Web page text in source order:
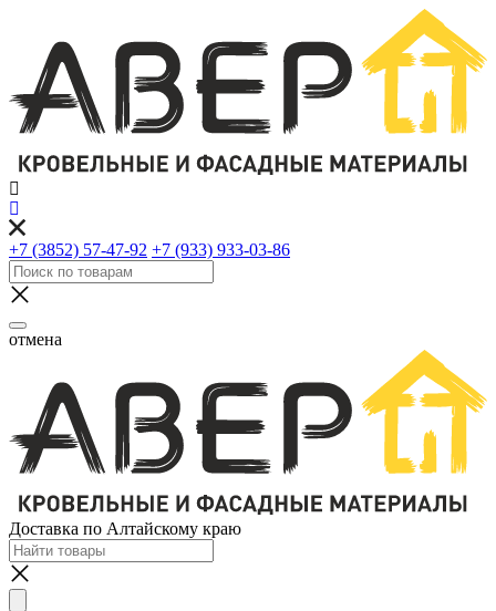
+7 (3852) 57-47-92 +7 (933) 933-03-86
отмена
Доставка по Алтайскому краю